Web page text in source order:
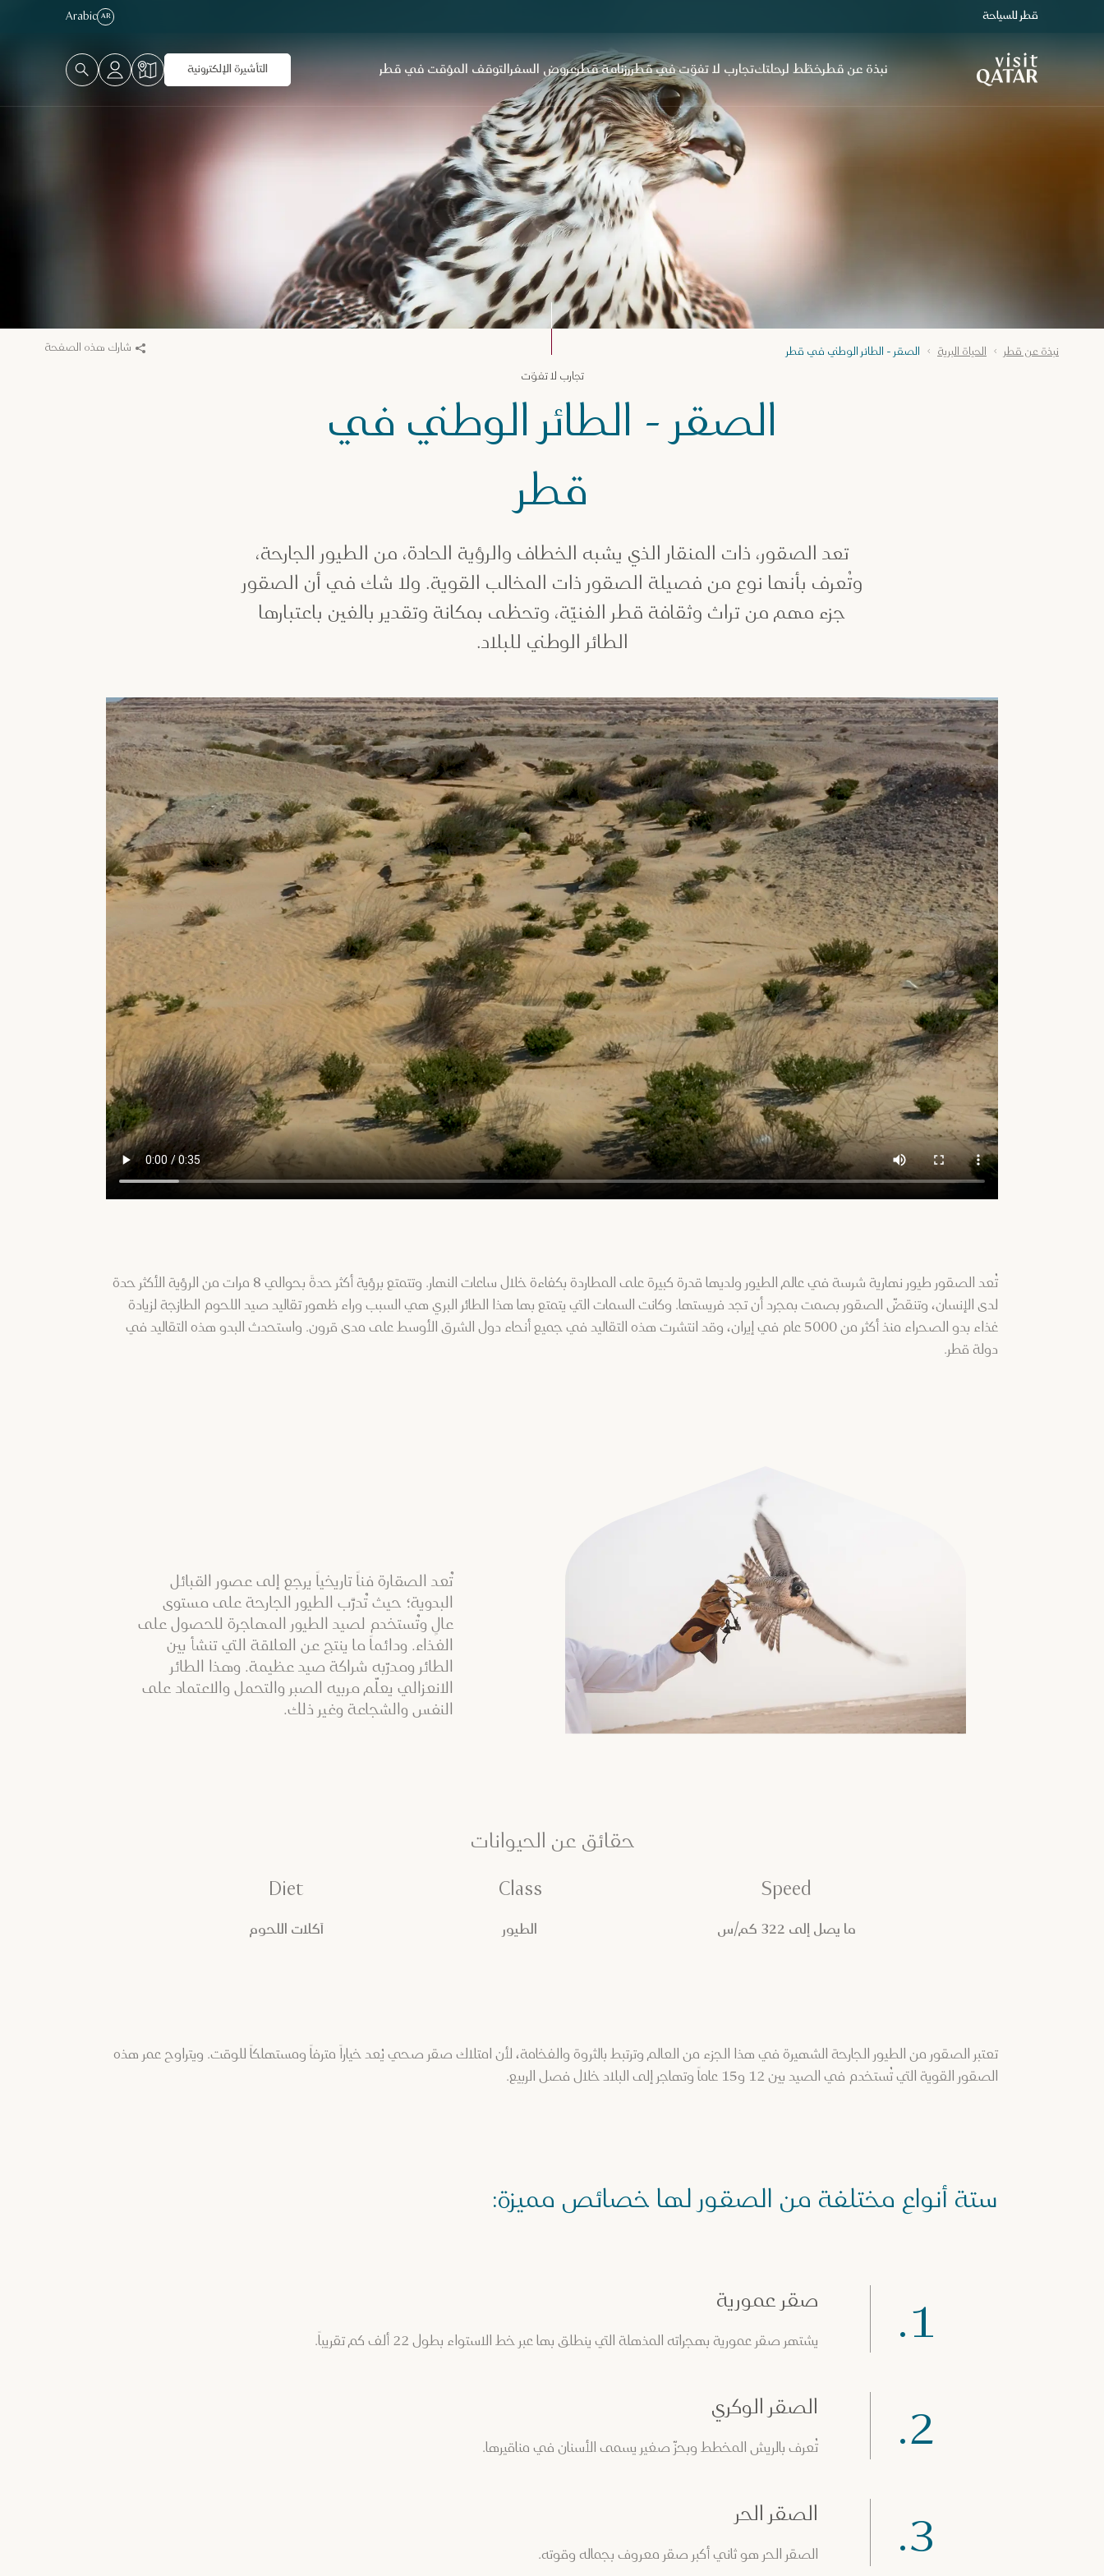
الصفحة الرئيسية لموقع VisitQatar
قطر للسياحة AR
Arabic
نبذة عن قطرخطّط لرحلتكتجارب لا تفوّت في قطررزنامة قطرعروض السفرالتوقف المؤقت في قطر التأشيرة الإلكترونية
نبذة عن قطر الحياة البرية الصقر - الطائر الوطني في قطر
شارك هذه الصفحة
تجارب لا تفوّت
الصقر - الطائر الوطني في
قطر
تعد الصقور، ذات المنقار الذي يشبه الخطاف والرؤية الحادة، من الطيور الجارحة،
وتُعرف بأنها نوع من فصيلة الصقور ذات المخالب القوية. ولا شك في أن الصقور
جزء مهم من تراث وثقافة قطر الغنيّة، وتحظى بمكانة وتقدير بالغين باعتبارها
الطائر الوطني للبلاد.
تُعد الصقور طيور نهارية شرسة في عالم الطيور ولديها قدرة كبيرة على المطاردة بكفاءة خلال ساعات النهار. وتتمتع برؤية أكثر حدةً بحوالي 8 مرات من الرؤية الأكثر حدة
لدى الإنسان، وتنقضّ الصقور بصمت بمجرد أن تجد فريستها. وكانت السمات التي يتمتع بها هذا الطائر البري هي السبب وراء ظهور تقاليد صيد اللحوم الطازجة لزيادة
غذاء بدو الصحراء منذ أكثر من 5000 عام في إيران، وقد انتشرت هذه التقاليد في جميع أنحاء دول الشرق الأوسط على مدى قرون. واستحدث البدو هذه التقاليد في
دولة قطر.
تُعد الصقارة فناً تاريخياً يرجع إلى عصور القبائل
البدوية؛ حيث تُدرَّب الطيور الجارحة على مستوى
عالٍ وتُستخدم لصيد الطيور المهاجرة للحصول على
الغذاء. ودائماً ما ينتج عن العلاقة التي تنشأ بين
الطائر ومدرّبه شراكة صيد عظيمة. وهذا الطائر
الانعزالي يعلّم مربيه الصبر والتحمل والاعتماد على
النفس والشجاعة وغير ذلك.
حقائق عن الحيوانات
Speed
ما يصل إلى 322 كم/س
Class
الطيور
Diet
آكلات اللحوم
تعتبر الصقور من الطيور الجارحة الشهيرة في هذا الجزء من العالم وترتبط بالثروة والفخامة، لأن امتلاك صقر صحي يُعد خياراً مترفاً ومستهلكاً للوقت. ويتراوح عمر هذه
الصقور القوية التي تُستخدم في الصيد بين 12 و15 عاماً وتهاجر إلى البلاد خلال فصل الربيع.
ستة أنواع مختلفة من الصقور لها خصائص مميزة:
1. صقر عمورية
يشتهر صقر عمورية بهجراته المذهلة التي ينطلق بها عبر خط الاستواء بطول 22 ألف كم تقريباً.
2. الصقر الوكري
تُعرف بالريش المخطط وبحزّ صغير يسمى الأسنان في مناقيرها.
3. الصقر الحر
الصقر الحر هو ثاني أكبر صقر معروف بجماله وقوته.